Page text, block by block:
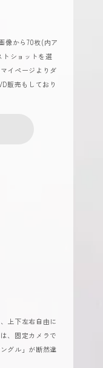
像から70枚(内ア
トショットを選
イページよりダ
販売もしており
上下左右自由に
、固定カメラで
グル」が断然違